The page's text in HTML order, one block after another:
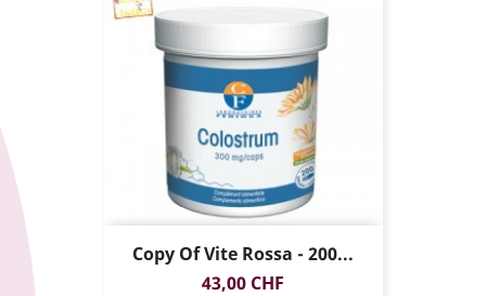
Copy Of Vite Rossa - 200...
Prezzo
43,00 CHF